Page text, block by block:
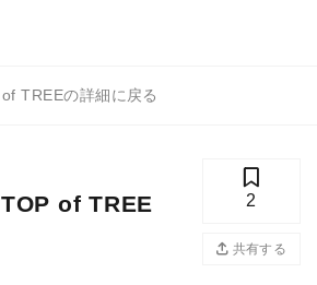
TREEの詳細に戻る
of TREE 2
共有する